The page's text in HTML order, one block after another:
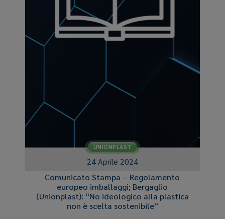
UNIONPLAST
24 Aprile 2024
Comunicato Stampa – Regolamento
europeo imballaggi; Bergaglio
(Unionplast): “No ideologico alla plastica
non è scelta sostenibile”